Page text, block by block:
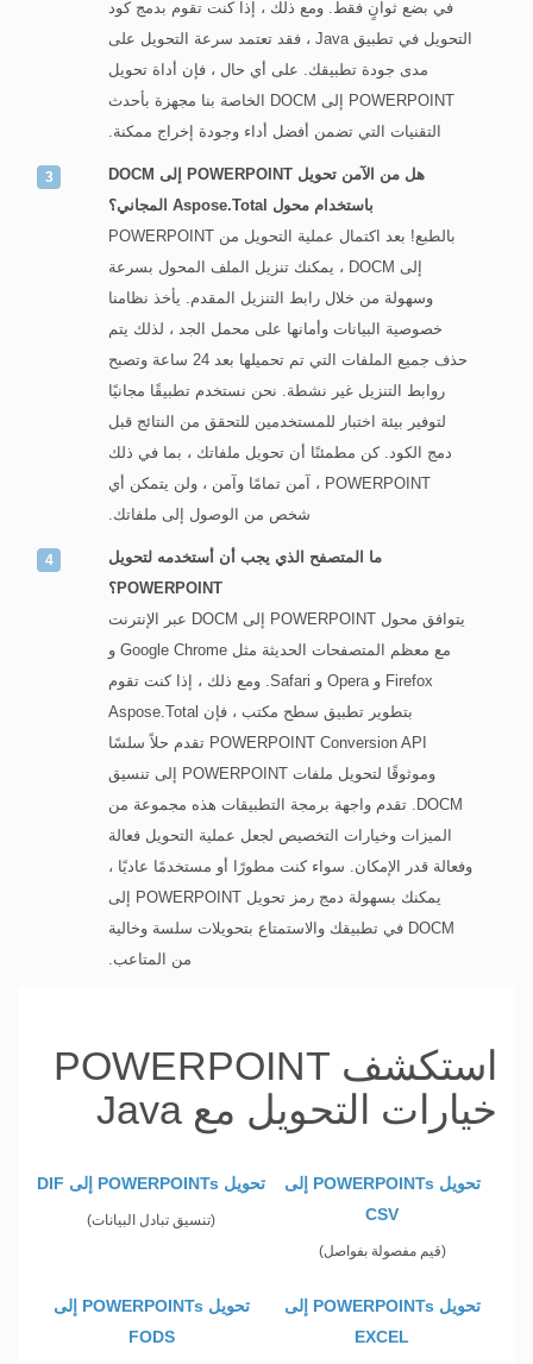
في بضع ثوانٍ فقط. ومع ذلك ، إذا كنت تقوم بدمج كود
التحويل في تطبيق Java ، فقد تعتمد سرعة التحويل على
مدى جودة تطبيقك. على أي حال ، فإن أداة تحويل
POWERPOINT إلى DOCM الخاصة بنا مجهزة بأحدث
التقنيات التي تضمن أفضل أداء وجودة إخراج ممكنة.
هل من الآمن تحويل POWERPOINT إلى DOCM
باستخدام محول Aspose.Total المجاني؟
بالطبع! بعد اكتمال عملية التحويل من POWERPOINT
إلى DOCM ، يمكنك تنزيل الملف المحول بسرعة
وسهولة من خلال رابط التنزيل المقدم. يأخذ نظامنا
خصوصية البيانات وأمانها على محمل الجد ، لذلك يتم
حذف جميع الملفات التي تم تحميلها بعد 24 ساعة وتصبح
روابط التنزيل غير نشطة. نحن نستخدم تطبيقًا مجانيًا
لتوفير بيئة اختبار للمستخدمين للتحقق من النتائج قبل
دمج الكود. كن مطمئنًا أن تحويل ملفاتك ، بما في ذلك
POWERPOINT ، آمن تمامًا وآمن ، ولن يتمكن أي
شخص من الوصول إلى ملفاتك.
ما المتصفح الذي يجب أن أستخدمه لتحويل
POWERPOINT؟
يتوافق محول POWERPOINT إلى DOCM عبر الإنترنت
مع معظم المتصفحات الحديثة مثل Google Chrome و
Firefox و Opera و Safari. ومع ذلك ، إذا كنت تقوم
بتطوير تطبيق سطح مكتب ، فإن Aspose.Total
POWERPOINT Conversion API تقدم حلاً سلسًا
وموثوقًا لتحويل ملفات POWERPOINT إلى تنسيق
DOCM. تقدم واجهة برمجة التطبيقات هذه مجموعة من
الميزات وخيارات التخصيص لجعل عملية التحويل فعالة
وفعالة قدر الإمكان. سواء كنت مطورًا أو مستخدمًا عاديًا ،
يمكنك بسهولة دمج رمز تحويل POWERPOINT إلى
DOCM في تطبيقك والاستمتاع بتحويلات سلسة وخالية
من المتاعب.
استكشف POWERPOINT
خيارات التحويل مع Java
تحويل POWERPOINTs إلى
CSV
(قيم مفصولة بفواصل)
تحويل POWERPOINTs إلى DIF
(تنسيق تبادل البيانات)
تحويل POWERPOINTs إلى
EXCEL
تحويل POWERPOINTs إلى
FODS